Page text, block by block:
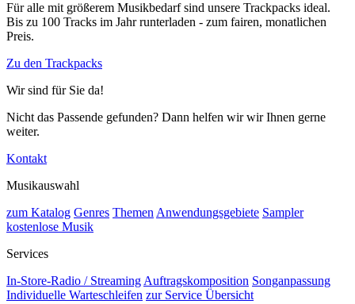
Für alle mit größerem Musikbedarf sind unsere Trackpacks ideal.
Bis zu 100 Tracks im Jahr runterladen - zum fairen, monatlichen
Preis.
Zu den Trackpacks
Wir sind für Sie da!
Nicht das Passende gefunden? Dann helfen wir wir Ihnen gerne
weiter.
Kontakt
Musikauswahl
zum Katalog Genres Themen Anwendungsgebiete Sampler
kostenlose Musik
Services
In-Store-Radio / Streaming Auftragskomposition Songanpassung
Individuelle Warteschleifen zur Service Übersicht